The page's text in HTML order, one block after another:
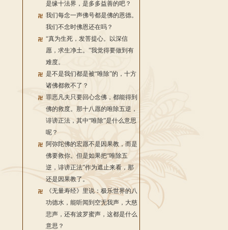
是缘十法界，是多多益善的吧？
我们每念一声佛号都是佛的恩德。
我们不念时佛恩还在吗？
“真为生死，发菩提心。以深信
愿，求生净土。”我觉得要做到有
难度。
是不是我们都是被“唯除”的，十方
诸佛都救不了？
罪恶凡夫只要回心念佛，都能得到
佛的救度。那十八愿的唯除五逆，
诽谤正法，其中“唯除”是什么意思
呢？
阿弥陀佛的宏愿不是因果教，而是
佛要救你。但是如果把“唯除五
逆，诽谤正法”作为遮止来看，那
还是因果教了。
《无量寿经》里说：极乐世界的八
功德水，能听闻到空无我声，大慈
悲声，还有波罗蜜声，这都是什么
意思？